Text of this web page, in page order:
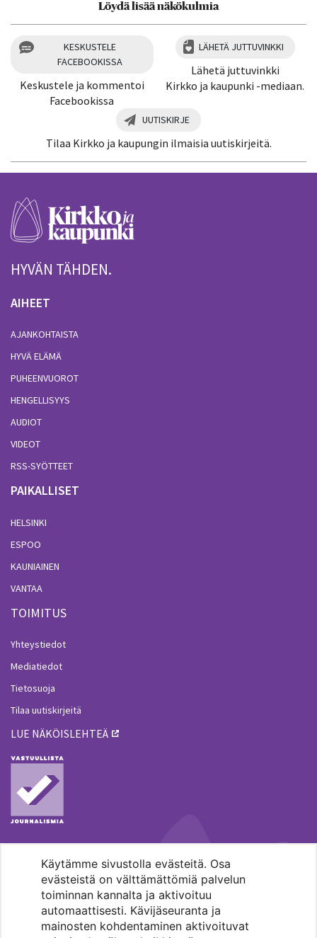
Käytämme sivustolla evästeitä. Osa
evästeistä on välttämättömiä palvelun
toiminnan kannalta ja aktivoituu
automaattisesti. Kävijäseuranta ja
mainosten kohdentaminen aktivoituvat
Löydä lisää näkökulmia
KESKUSTELE
FACEBOOKISSA
Keskustele ja kommentoi
Facebookissa
LÄHETÄ JUTTUVINKKI
Lähetä juttuvinkki
Kirkko ja kaupunki -mediaan.
UUTISKIRJE
Tilaa Kirkko ja kaupungin ilmaisia uutiskirjeitä.
HYVÄN TÄHDEN.
AIHEET
AJANKOHTAISTA
HYVÄ ELÄMÄ
PUHEENVUOROT
HENGELLISYYS
AUDIOT
VIDEOT
RSS-SYÖTTEET
PAIKALLISET
HELSINKI
ESPOO
KAUNIAINEN
VANTAA
TOIMITUS
Yhteystiedot
Mediatiedot
Tietosuoja
Tilaa uutiskirjeitä
LUE NÄKÖISLEHTEÄ
MENOHAKU